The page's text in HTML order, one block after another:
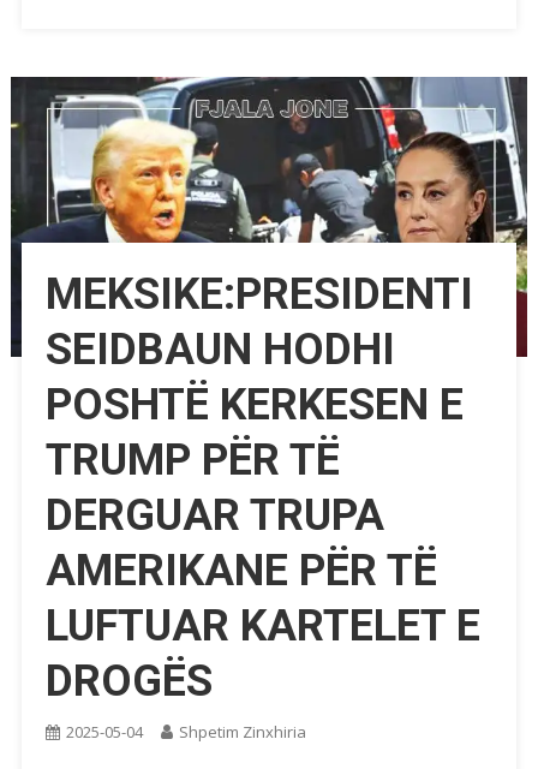
MEKSIKE:PRESIDENTI
SEIDBAUN HODHI
POSHTË KERKESEN E
TRUMP PËR TË
DERGUAR TRUPA
AMERIKANE PËR TË
LUFTUAR KARTELET E
DROGËS
2025-05-04 Shpetim Zinxhiria